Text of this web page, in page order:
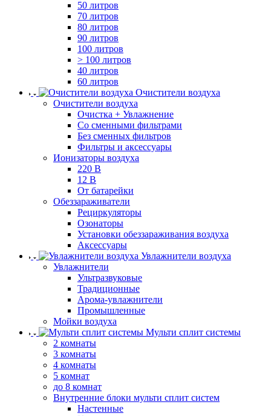
50 литров
70 литров
80 литров
90 литров
100 литров
> 100 литров
40 литров
60 литров
Очистители воздуха
Очистители воздуха
Очистка + Увлажнение
Cо сменными фильтрами
Без сменных фильтров
Фильтры и аксессуары
Ионизаторы воздуха
220 В
12 В
От батарейки
Обеззараживатели
Рециркуляторы
Озонаторы
Установки обеззараживания воздуха
Аксессуары
Увлажнители воздуха
Увлажнители
Ультразвуковые
Традиционные
Арома-увлажнители
Промышленные
Мойки воздуха
Мульти сплит системы
2 комнаты
3 комнаты
4 комнаты
5 комнат
до 8 комнат
Внутренние блоки мульти сплит систем
Настенные